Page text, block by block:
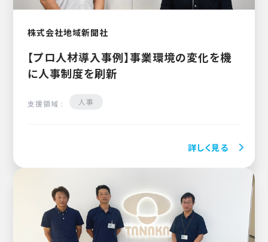
株式会社地域新聞社
【プロ人材導入事例】事業環境の変化を機
に人事制度を刷新
支援領域 : 人事
詳しく見る